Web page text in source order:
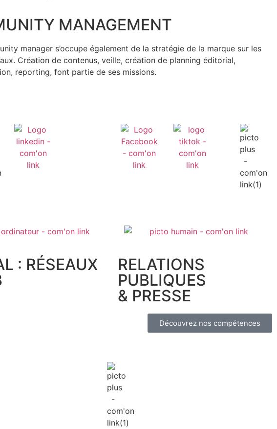
MANAGEMENT
manager s’occupe également de la stratégie de la marque sur les
Création de contenus, veille, création de planning éditorial,
reporting, font partie de ses missions.
: RÉSEAUX
RELATIONS
PUBLIQUES
& PRESSE
Découvrez nos compétences